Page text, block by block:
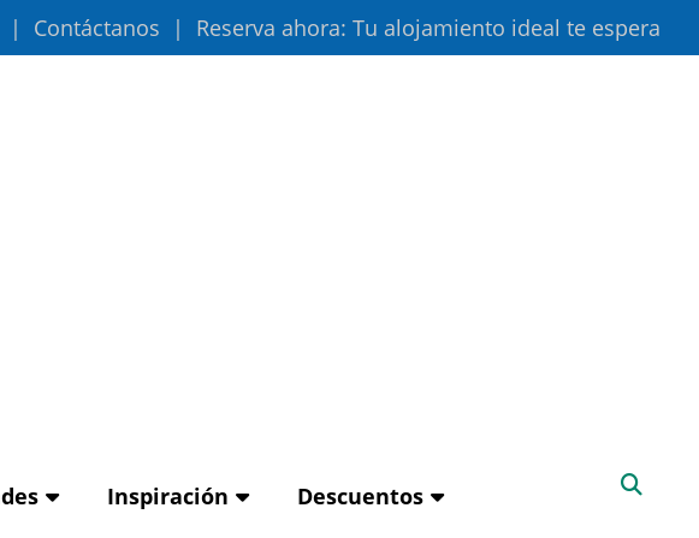
Contáctanos Reserva ahora: Tu alojamiento ideal te espera
Inspiración Descuentos